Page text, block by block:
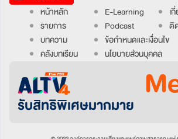
หน้าหลัก
รายการ
บทความ
คลังบทเรียน
E-Learning
Podcast
ข้อกำหนดและเงื่อนไข
นโยบายส่วนบุคคล
เ
ติ
รับสิทธิพิเศษมากมาย